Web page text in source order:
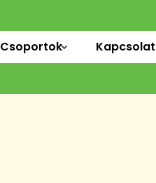
Csoportok Kapcsolat